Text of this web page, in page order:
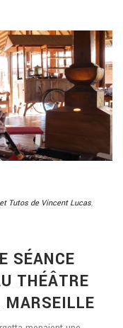
Tutos de Vincent Lucas,
SÉANCE
THÉÂTRE
MARSEILLE